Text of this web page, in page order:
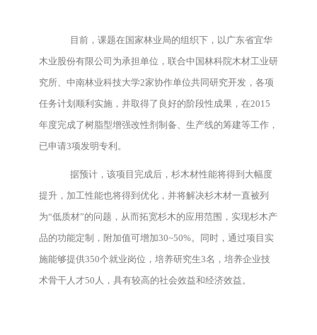
目前，课题在国家林业局的组织下，以广东省宜华
木业股份有限公司为承担单位，联合中国林科院木材工业研
究所、中南林业科技大学2家协作单位共同研究开发，各项
任务计划顺利实施，并取得了良好的阶段性成果，在2015
年度完成了树脂型增强改性剂制备、生产线的筹建等工作，
已申请3项发明专利。
据预计，该项目完成后，杉木材性能将得到大幅度
提升，加工性能也将得到优化，并将解决杉木材一直被列
为“低质材”的问题，从而拓宽杉木的应用范围，实现杉木产
品的功能定制，附加值可增加30~50%。同时，通过项目实
施能够提供350个就业岗位，培养研究生3名，培养企业技
术骨干人才50人，具有较高的社会效益和经济效益。